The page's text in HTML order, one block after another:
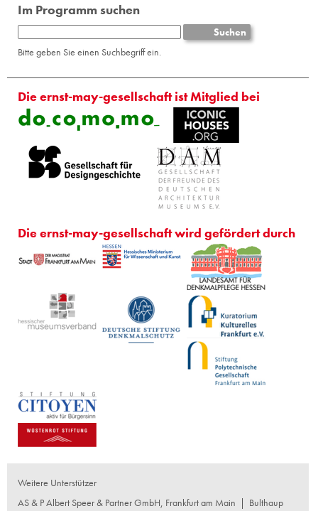
Im Programm suchen
Bitte geben Sie einen Suchbegriff ein.
Die ernst-may-gesellschaft ist Mitglied bei
Die ernst-may-gesellschaft wird gefördert durch
Weitere Unterstützer
AS & P Albert Speer & Partner GmbH, Frankfurt am Main | Bulthaup